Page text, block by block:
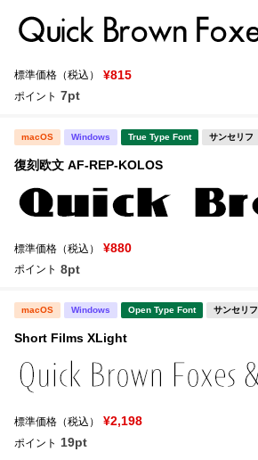
標準価格（税込） ¥815
ポイント 7pt
macOS Windows True Type Font サンセリフ
復刻欧文 AF-REP-KOLOS
標準価格（税込） ¥880
ポイント 8pt
macOS Windows Open Type Font サンセリフ
Short Films XLight
標準価格（税込） ¥2,198
ポイント 19pt